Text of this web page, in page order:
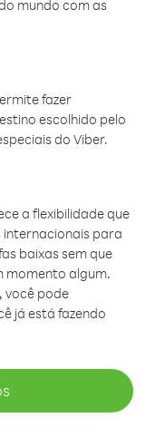
mundo com as
fazer
escolhido pelo
do Viber.
a flexibilidade que
para
baixas sem que
momento algum.
você pode
já está fazendo